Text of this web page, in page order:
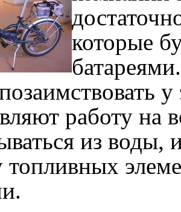
которые
работу на
из воды,
топливных